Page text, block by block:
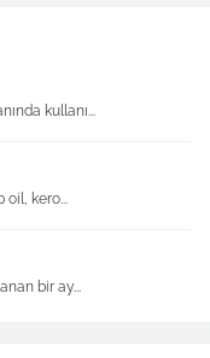
kullanı...
oil, kero...
bir ay...